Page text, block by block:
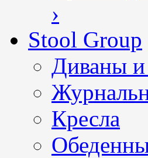
›
Stool Group
Диваны и
Кресла